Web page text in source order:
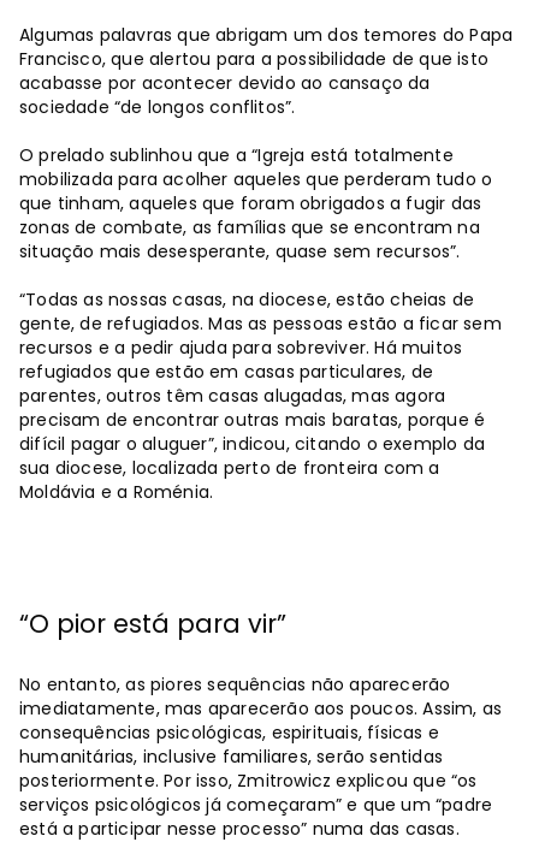
Algumas palavras que abrigam um dos temores do Papa
Francisco, que alertou para a possibilidade de que isto
acabasse por acontecer devido ao cansaço da
sociedade “de longos conflitos”.
O prelado sublinhou que a “Igreja está totalmente
mobilizada para acolher aqueles que perderam tudo o
que tinham, aqueles que foram obrigados a fugir das
zonas de combate, as famílias que se encontram na
situação mais desesperante, quase sem recursos”.
“Todas as nossas casas, na diocese, estão cheias de
gente, de refugiados. Mas as pessoas estão a ficar sem
recursos e a pedir ajuda para sobreviver. Há muitos
refugiados que estão em casas particulares, de
parentes, outros têm casas alugadas, mas agora
precisam de encontrar outras mais baratas, porque é
difícil pagar o aluguer”, indicou, citando o exemplo da
sua diocese, localizada perto de fronteira com a
Moldávia e a Roménia.
“O pior está para vir”
No entanto, as piores sequências não aparecerão
imediatamente, mas aparecerão aos poucos. Assim, as
consequências psicológicas, espirituais, físicas e
humanitárias, inclusive familiares, serão sentidas
posteriormente. Por isso, Zmitrowicz explicou que “os
serviços psicológicos já começaram” e que um “padre
está a participar nesse processo” numa das casas.